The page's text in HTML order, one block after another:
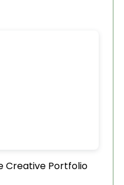
Creative Portfolio